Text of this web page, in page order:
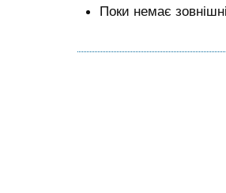
Поки немає